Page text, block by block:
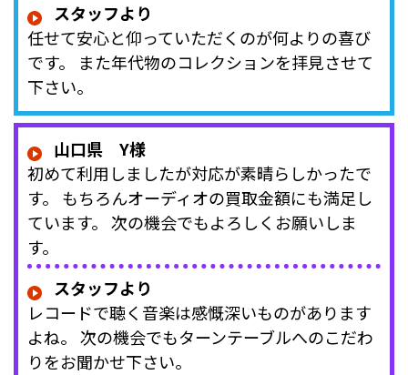
スタッフより
任せて安心と仰っていただくのが何よりの喜び
です。 また年代物のコレクションを拝見させて
下さい。
山口県 Y様
初めて利用しましたが対応が素晴らしかったで
す。 もちろんオーディオの買取金額にも満足し
ています。 次の機会でもよろしくお願いしま
す。
スタッフより
レコードで聴く音楽は感慨深いものがあります
よね。 次の機会でもターンテーブルへのこだわ
りをお聞かせ下さい。